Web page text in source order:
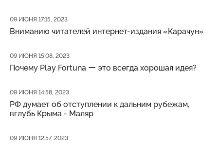
Дата публикации
09 ИЮНЯ 17:15, 2023
Вниманию читателей интернет-издания «Карачун»
Дата публикации
09 ИЮНЯ 15:08, 2023
Почему Play Fortuna ー это всегда хорошая идея?
Дата публикации
09 ИЮНЯ 14:58, 2023
РФ думает об отступлении к дальним рубежам,
вглубь Крыма - Маляр
Дата публикации
09 ИЮНЯ 12:57, 2023